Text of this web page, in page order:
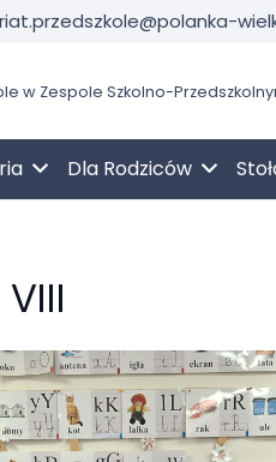
w Zespole Szkolno-
Dla Rodziców